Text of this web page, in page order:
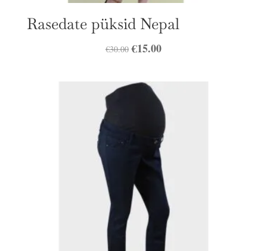
Rasedate püksid Nepal
€30.00 Algne
oli:
€30.00.
€15.00Praegune
€15.00.